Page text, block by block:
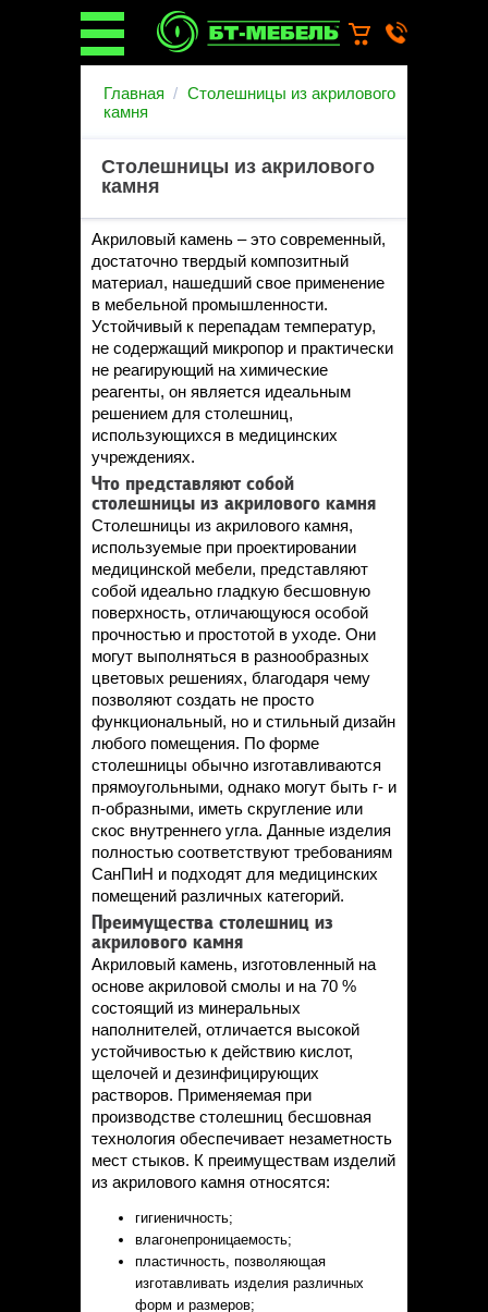
О бренде
Услуги
светильников
Ремонт медицинской мебели
Запасные части
Гарантийное обслуживание
медицинской мебели
Инструкции от производителей
Установка медицинской мебели
Доставка
Наши объекты
Производители
Дилерам
Статьи
Контакты
Главная
Столешницы из акрилового
камня
Столешницы из акрилового
камня
Акриловый камень – это современный,
достаточно твердый композитный
материал, нашедший свое применение
в мебельной промышленности.
Устойчивый к перепадам температур,
не содержащий микропор и практически
не реагирующий на химические
реагенты, он является идеальным
решением для столешниц,
использующихся в медицинских
учреждениях.
Что представляют собой
столешницы из акрилового камня
Столешницы из акрилового камня,
используемые при проектировании
медицинской мебели, представляют
собой идеально гладкую бесшовную
поверхность, отличающуюся особой
прочностью и простотой в уходе. Они
могут выполняться в разнообразных
цветовых решениях, благодаря чему
позволяют создать не просто
функциональный, но и стильный дизайн
любого помещения. По форме
столешницы обычно изготавливаются
прямоугольными, однако могут быть г- и
п-образными, иметь скругление или
скос внутреннего угла. Данные изделия
полностью соответствуют требованиям
СанПиН и подходят для медицинских
помещений различных категорий.
Преимущества столешниц из
акрилового камня
Акриловый камень, изготовленный на
основе акриловой смолы и на 70 %
состоящий из минеральных
наполнителей, отличается высокой
устойчивостью к действию кислот,
щелочей и дезинфицирующих
растворов. Применяемая при
производстве столешниц бесшовная
технология обеспечивает незаметность
мест стыков. К преимуществам изделий
из акрилового камня относятся:
гигиеничность;
влагонепроницаемость;
пластичность, позволяющая
изготавливать изделия различных
форм и размеров;